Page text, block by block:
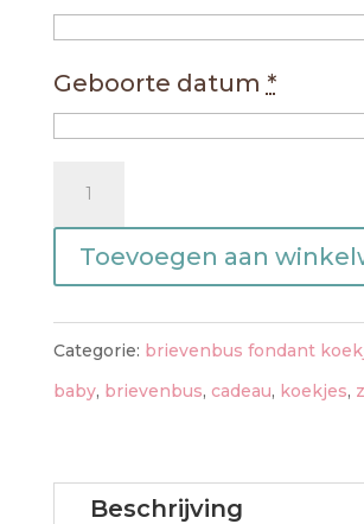
Geboorte datum *
Brievenbus
cadeau
geboorte
Toevoegen aan
Categorie: brievenbus fondant
baby, brievenbus, cadeau, koekjes,
Beschrijving